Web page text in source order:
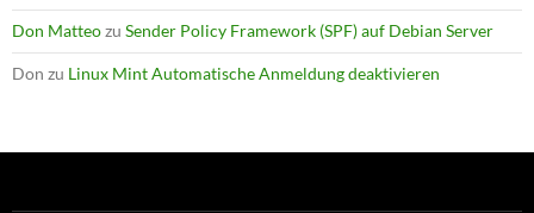
Don Matteozu Sender Policy Framework (SPF) auf Debian Server
Don zu Linux Mint Automatische Anmeldung deaktivieren